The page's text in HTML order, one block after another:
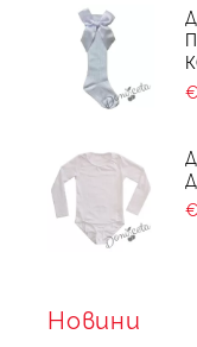
Новини